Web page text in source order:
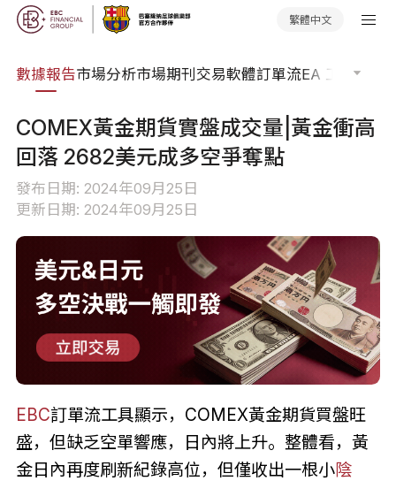
繁體中文
數據報告市場分析市場期刊交易軟體訂單流EA 工具庫
COMEX黃金期貨實盤成交量|黃金衝高
回落 2682美元成多空爭奪點
發布日期: 2024年09月25日
更新日期: 2024年09月25日
EBC訂單流工具顯示，COMEX黃金期貨買盤旺
盛，但缺乏空單響應，日內將上升。整體看，黃
金日內再度刷新紀錄高位，但僅收出一根小陰